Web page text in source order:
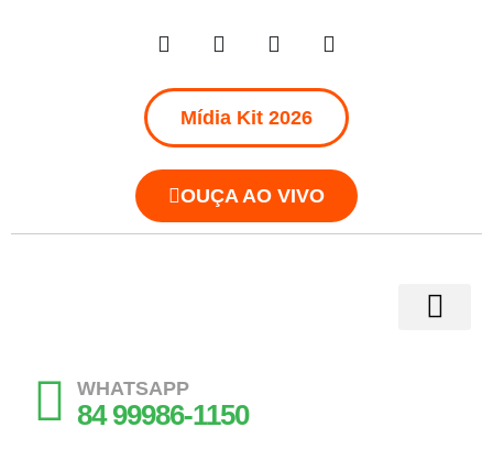
Mídia Kit 2026
OUÇA AO VIVO
WHATSAPP
84 99986-1150